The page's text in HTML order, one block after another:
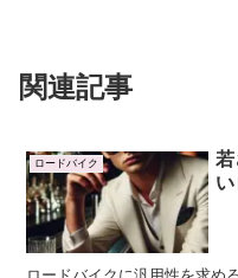
関連記事
ロードバイク